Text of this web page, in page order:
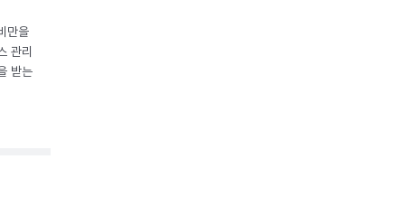
만을
관리
받는